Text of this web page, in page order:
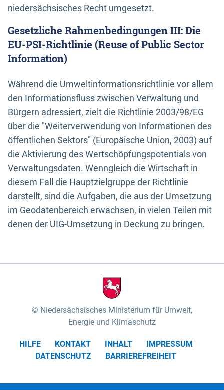
niedersächsisches Recht umgesetzt.
Gesetzliche Rahmenbedingungen III: Die
EU-PSI-Richtlinie (Reuse of Public Sector
Information)
Während die Umweltinformationsrichtlinie vor allem
den Informationsfluss zwischen Verwaltung und
Bürgern adressiert, zielt die Richtlinie 2003/98/EG
über die "Weiterverwendung von Informationen des
öffentlichen Sektors" (Europäische Union, 2003) auf
die Aktivierung des Wertschöpfungspotentials von
Verwaltungsdaten. Wenngleich die Wirtschaft in
diesem Fall die Hauptzielgruppe der Richtlinie
darstellt, sind die Aufgaben, die aus der Umsetzung
im Geodatenbereich erwachsen, in vielen Teilen mit
denen der UIG-Umsetzung in Deckung zu bringen.
Niedersächsisches Ministerium für Umwelt,
Energie und Klimaschutz
HILFE KONTAKT INHALT
IMPRESSUM
DATENSCHUTZ
BARRIEREFREIHEIT